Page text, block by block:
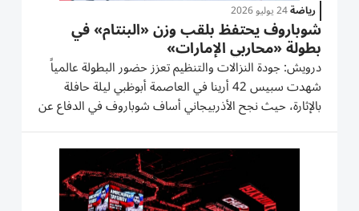
رياضة24 يوليو 2026
شوباروف يحتفظ بلقب وزن «البنتام» في
بطولة «محاربي الإمارات»
درويش: جودة النزالات والتنظيم تعزز حضور البطولة عالمياً
شهدت سبيس 42 أرينا في العاصمة أبوظبي ليلة حافلة
بالإثارة، حيث نجح الأذربيجاني أساف شوباروف في الدفاع عن
لقب وزن البنتام بالنسخة 72 من سلسلة «محاربي الإمارات»
للفنون القتالية المختلطة بعد فوزه بالضربة القاضية على...